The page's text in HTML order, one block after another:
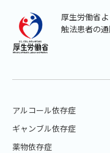
厚生労働省
触法患者の
アルコール依存症
ギャンブル依存症
薬物依存症